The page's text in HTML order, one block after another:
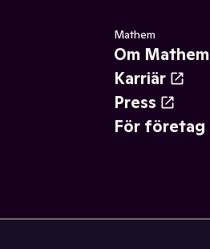
Mathem
Om Mathem
Karriär
Press
För företag